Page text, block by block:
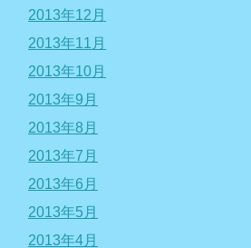
2013年12月
2013年11月
2013年10月
2013年9月
2013年8月
2013年7月
2013年6月
2013年5月
2013年4月